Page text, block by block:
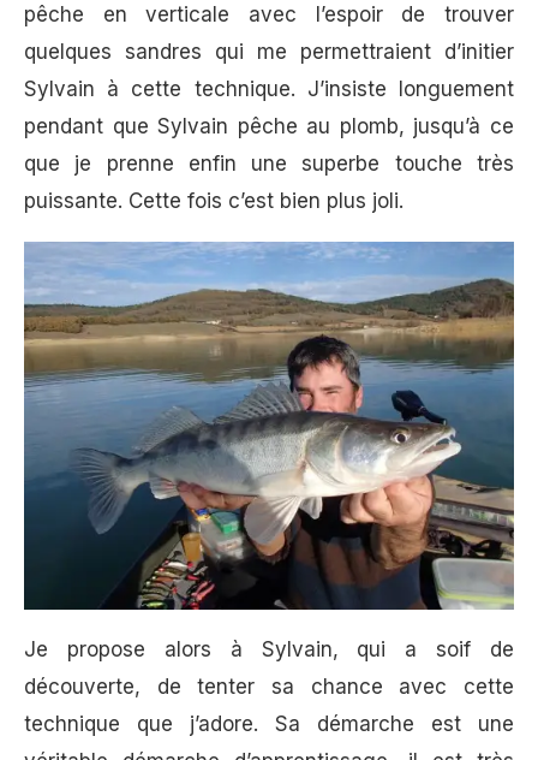
pêche en verticale avec l’espoir de trouver
quelques sandres qui me permettraient d’initier
Sylvain à cette technique. J’insiste longuement
pendant que Sylvain pêche au plomb, jusqu’à ce
que je prenne enfin une superbe touche très
puissante. Cette fois c’est bien plus joli.
Je propose alors à Sylvain, qui a soif de
découverte, de tenter sa chance avec cette
technique que j’adore. Sa démarche est une